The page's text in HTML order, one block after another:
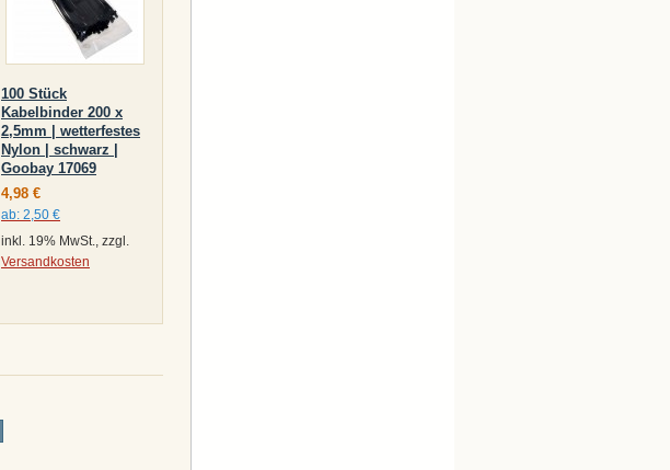
100 Stück
Kabelbinder 200 x
2,5mm | wetterfestes
Nylon | schwarz |
Goobay 17069
4,98 €
ab: 2,50 €
inkl. 19% MwSt., zzgl.
Versandkosten